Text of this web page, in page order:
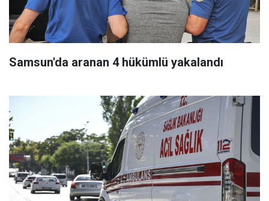
Samsun'da aranan 4 hükümlü yakalandı